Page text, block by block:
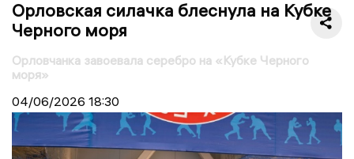
Орловская силачка блеснула на Кубке
Черного моря
Орловчанка завоевала серебро на «Кубке Черного
моря»
04/06/2026 18:30